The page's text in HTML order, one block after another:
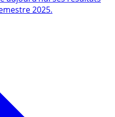
aujourd’hui ses résultats
2025.